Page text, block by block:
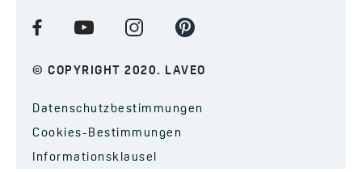
© COPYRIGHT 2020. LAVEO
Datenschutzbestimmungen
Cookies-Bestimmungen
Informationsklausel